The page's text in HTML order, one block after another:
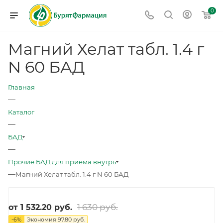
0
Магний Хелат табл. 1.4 г
N 60 БАД
Главная
—
Каталог
—
БАД
—
Прочие БАД для приема внутрь
—Магний Хелат табл. 1.4 г N 60 БАД
от 1 532.20 руб. 1 630 руб.
-6% Экономия 97.80 руб.